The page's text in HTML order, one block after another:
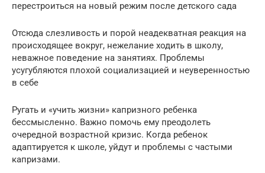
перестроиться на новый режим после детского сада
Отсюда слезливость и порой неадекватная реакция на
происходящее вокруг, нежелание ходить в школу,
неважное поведение на занятиях. Проблемы
усугубляются плохой социализацией и неуверенностью
в себе
Ругать и «учить жизни» капризного ребенка
бессмысленно. Важно помочь ему преодолеть
очередной возрастной кризис. Когда ребенок
адаптируется к школе, уйдут и проблемы с частыми
капризами.